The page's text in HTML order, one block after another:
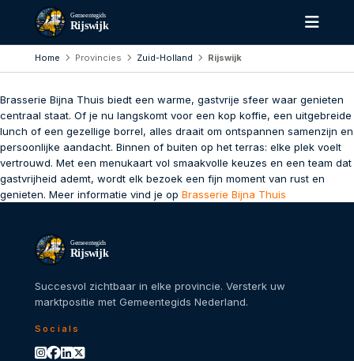
Gemeentegids
Rijswijk
Home Provincies Zuid-Holland Rijswijk
Brasserie Bijna Thuis biedt een warme, gastvrije sfeer waar genieten
centraal staat. Of je nu langskomt voor een kop koffie, een uitgebreide
lunch of een gezellige borrel, alles draait om ontspannen samenzijn en
persoonlijke aandacht. Binnen of buiten op het terras: elke plek voelt
vertrouwd. Met een menukaart vol smaakvolle keuzes en een team dat
gastvrijheid ademt, wordt elk bezoek een fijn moment van rust en
genieten. Meer informatie vind je op Brasserie Bijna Thuis
Gemeentegids
Rijswijk
Succesvol zichtbaar in elke provincie. Versterk uw
marktpositie met Gemeentegids Nederland.
Socials